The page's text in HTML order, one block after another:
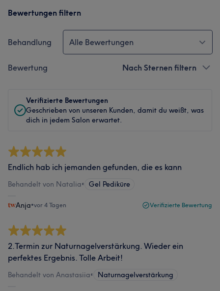
Bewertungen filtern
Behandlung Alle Bewertungen
Bewertung Nach Sternen filtern
Verifizierte Bewertungen
Geschrieben von unseren Kunden, damit du weißt, was
dich in jedem Salon erwartet.
Endlich hab ich jemanden gefunden, die es kann
Behandelt von Natalia• Gel Pediküre
Anja•vor 4 Tagen Verifizierte Bewertung
2.Termin zur Naturnagelverstärkung. Wieder ein
perfektes Ergebnis. Tolle Arbeit!
Behandelt von Anastasiia• Naturnagelverstärkung